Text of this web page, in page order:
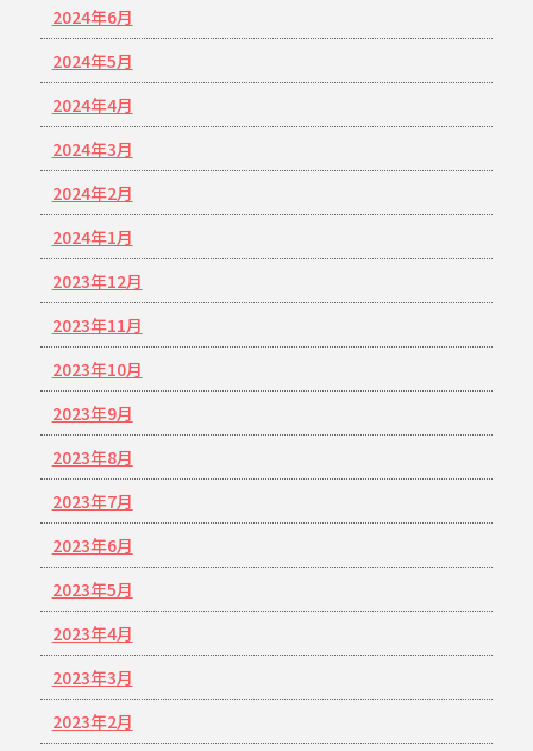
2024年6月
2024年5月
2024年4月
2024年3月
2024年2月
2024年1月
2023年12月
2023年11月
2023年10月
2023年9月
2023年8月
2023年7月
2023年6月
2023年5月
2023年4月
2023年3月
2023年2月